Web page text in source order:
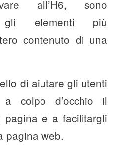
all’H6, sono
gli elementi più
contenuto di una
di aiutare gli utenti
a colpo d’occhio il
pagina e a facilitargli
pagina web.